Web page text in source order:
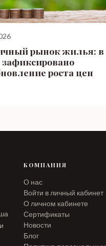
рынок жилья: в
роста цен
КОМПАНИЯ
О нас
Войти в личный кабинет
О личном кабинете
Сертификаты
Новости
Блог